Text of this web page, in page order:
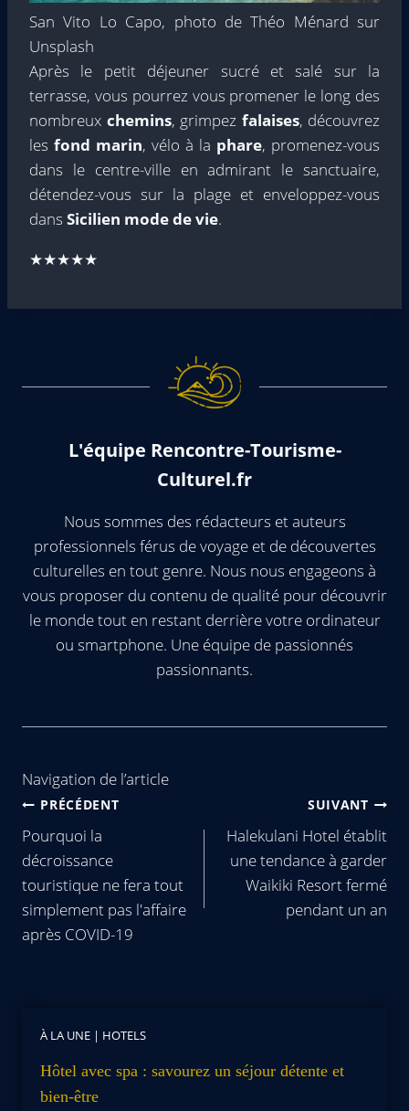
San Vito Lo Capo, photo de Théo Ménard sur
Unsplash
Après le petit déjeuner sucré et salé sur la
terrasse, vous pourrez vous promener le long des
nombreux chemins, grimpez falaises, découvrez
les fond marin, vélo à la phare, promenez-vous
dans le centre-ville en admirant le sanctuaire,
détendez-vous sur la plage et enveloppez-vous
dans Sicilien mode de vie.
★★★★★
L'équipe Rencontre-Tourisme-
Culturel.fr
Nous sommes des rédacteurs et auteurs
professionnels férus de voyage et de découvertes
culturelles en tout genre. Nous nous engageons à
vous proposer du contenu de qualité pour découvrir
le monde tout en restant derrière votre ordinateur
ou smartphone. Une équipe de passionnés
passionnants.
Navigation de l’article
PRÉCÉDENT
Pourquoi la
décroissance
touristique ne fera tout
simplement pas l'affaire
après COVID-19
SUIVANT
Halekulani Hotel établit
une tendance à garder
Waikiki Resort fermé
pendant un an
À LA UNE | HOTELS
Hôtel avec spa : savourez un séjour détente et
bien-être